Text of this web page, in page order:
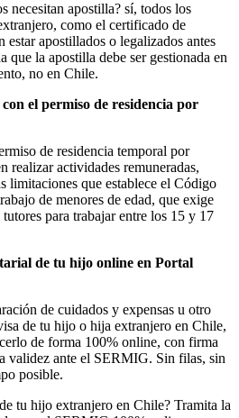
necesitan apostilla? sí, todos los
como el certificado de
estar apostillados o legalizados antes
que la apostilla debe ser gestionada en
no en Chile.
el permiso de residencia por
de residencia temporal por
realizar actividades remuneradas,
limitaciones que establece el Código
de menores de edad, que exige
para trabajar entre los 15 y 17
de tu hijo online en Portal
de cuidados y expensas u otro
de tu hijo o hija extranjero en Chile,
de forma 100% online, con firma
validez ante el SERMIG. Sin filas, sin
posible.
tu hijo extranjero en Chile? Tramita la